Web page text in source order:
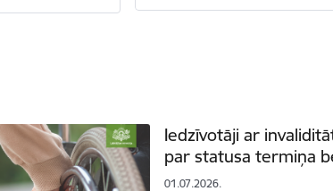
Iedzīvotāji ar
par statusa termiņa
01.07.2026.